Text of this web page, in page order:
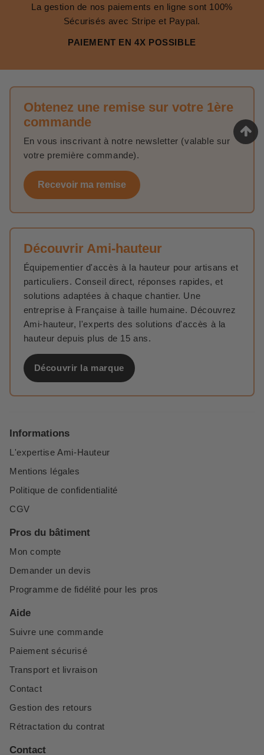
La gestion de nos paiements en ligne sont 100%
Sécurisés avec Stripe et Paypal.
PAIEMENT EN 4X POSSIBLE
Obtenez une remise sur votre 1ère
commande
En vous inscrivant à notre newsletter (valable sur
votre première commande).
Recevoir ma remise
Découvrir Ami-hauteur
Équipementier d'accès à la hauteur pour artisans et
particuliers. Conseil direct, réponses rapides, et
solutions adaptées à chaque chantier. Une
entreprise à Française à taille humaine. Découvrez
Ami-hauteur, l'experts des solutions d'accès à la
hauteur depuis plus de 15 ans.
Découvrir la marque
Informations
L'expertise Ami-Hauteur
Mentions légales
Politique de confidentialité
CGV
Pros du bâtiment
Mon compte
Demander un devis
Programme de fidélité pour les pros
Aide
Suivre une commande
Paiement sécurisé
Transport et livraison
Contact
Gestion des retours
Rétractation du contrat
Contact